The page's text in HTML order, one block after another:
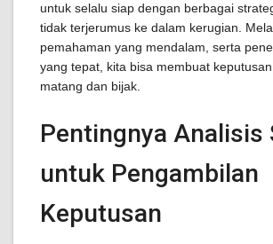
untuk selalu siap dengan berbagai
tidak terjerumus ke dalam kerugian.
pemahaman yang mendalam, serta
yang tepat, kita bisa membuat
matang dan bijak.
Pentingnya Analisis
untuk Pengambilan
Keputusan